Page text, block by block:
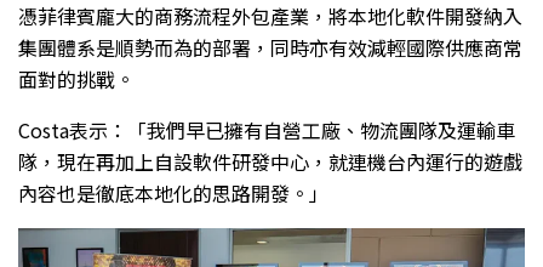
憑菲律賓龐大的商務流程外包產業，將本地化軟件開發納入
集團體系是順勢而為的部署，同時亦有效減輕國際供應商常
面對的挑戰。
Costa表示：「我們早已擁有自營工廠、物流團隊及運輸車
隊，現在再加上自設軟件研發中心，就連機台內運行的遊戲
內容也是徹底本地化的思路開發。」